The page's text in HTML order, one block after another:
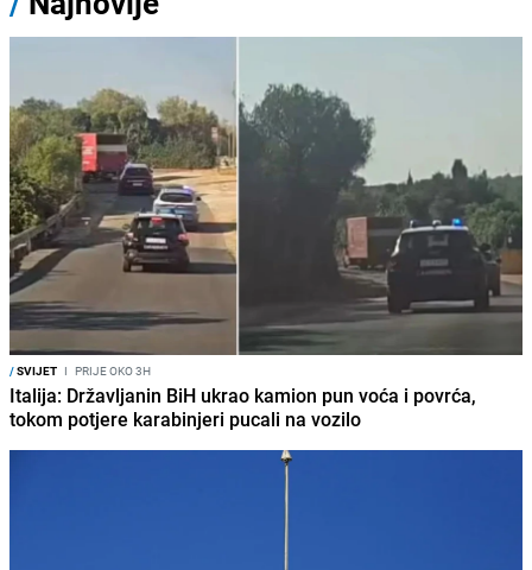
/SVIJET I PRIJE OKO 3H
Italija: Državljanin BiH ukrao kamion pun voća i povrća,
tokom potjere karabinjeri pucali na vozilo